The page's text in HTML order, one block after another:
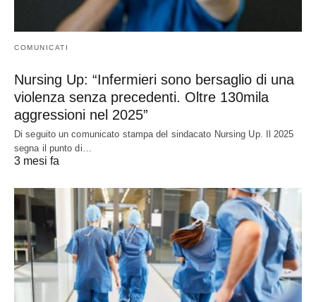
COMUNICATI
Nursing Up: “Infermieri sono bersaglio di una
violenza senza precedenti. Oltre 130mila
aggressioni nel 2025”
Di seguito un comunicato stampa del sindacato Nursing Up. Il 2025
segna il punto di…
3 mesi fa